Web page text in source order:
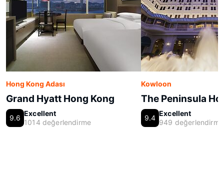
Hong Kong Adası
Grand Hyatt Hong Kong
9.6
Excellent
1014 değerlendirme
Kowloon
The Peninsula
9.4
Excellent
949 değerlendirme